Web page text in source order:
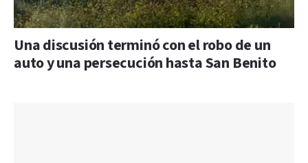
Una discusión terminó con el robo de un
auto y una persecución hasta San Benito